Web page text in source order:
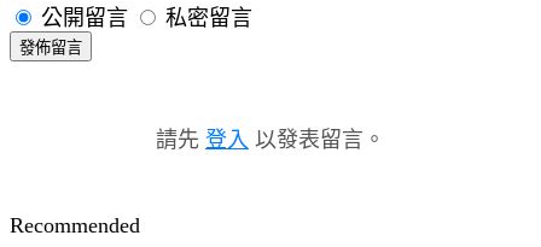
公開留言 私密留言
發佈留言
請先 登入 以發表留言。
Recommended